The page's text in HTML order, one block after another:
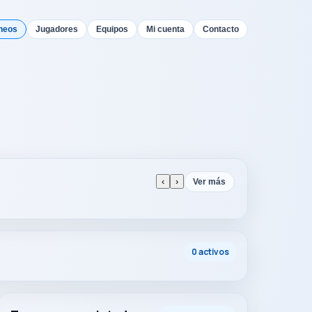
Jugadores Equipos Mi cuenta Contacto
‹ › Ver más
0 activos